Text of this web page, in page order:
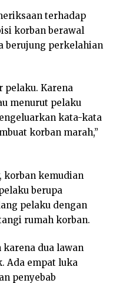
terhadap
korban berawal
berujung perkelahian
pelaku. Karena
menurut pelaku
kata-kata
korban marah,”
korban kemudian
berupa
pelaku dengan
rumah korban.
karena dua lawan
Ada empat luka
penyebab